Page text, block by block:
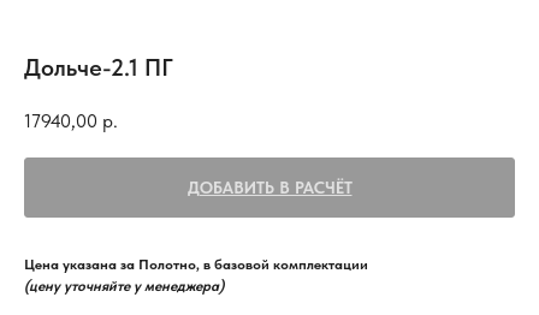
Дольче-2.1 ПГ
17940,00 р.
ДОБАВИТЬ В РАСЧЁТ
Цена указана за Полотно, в базовой комплектации
(цену уточняйте у менеджера)